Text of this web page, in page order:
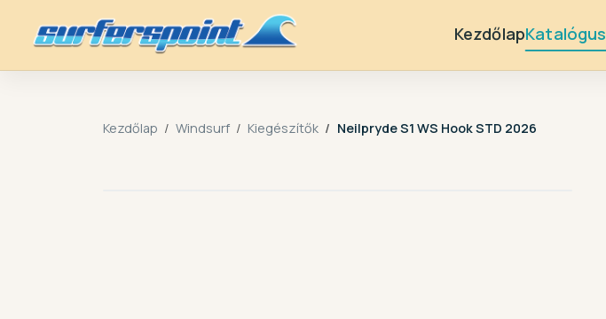
KezdőlapKatalógus
Kezdőlap Windsurf Kiegészítők Neilpryde S1 WS Hook STD 2026